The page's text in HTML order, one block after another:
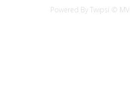
Powered By Twipsi ©